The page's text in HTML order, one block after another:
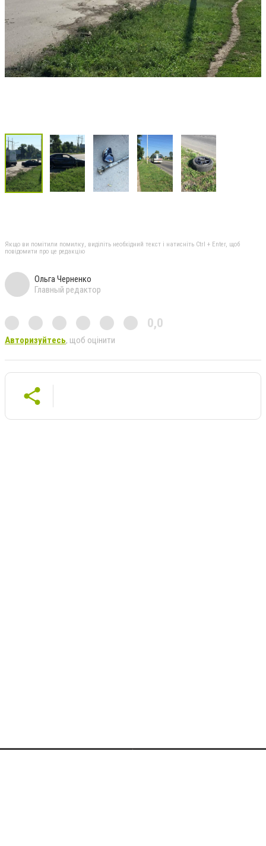
Якщо ви помітили помилку, виділіть необхідний текст і натисніть Ctrl + Enter, щоб
повідомити про це редакцію
Ольга Черненко
Главный редактор
0,0
Авторизуйтесь, щоб оцінити